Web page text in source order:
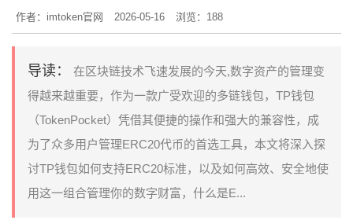
作者：imtoken官网 2026-05-16 浏览：188
导读：
在区块链技术飞速发展的今天,数字资产的管理变
得越来越重要，作为一款广受欢迎的多链钱包，TP钱包
（TokenPocket）凭借其便捷的操作和强大的兼容性，成
为了众多用户管理ERC20代币的首选工具，本文将深入探
讨TP钱包如何支持ERC20标准，以及如何高效、安全地使
用这一组合管理你的数字财富，什么是E...